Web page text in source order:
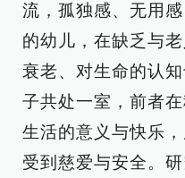
流，孤独感、无用
的幼儿，在缺乏与
衰老、对生命的认
子共处一室，前者
生活的意义与快乐
受到慈爱与安全。